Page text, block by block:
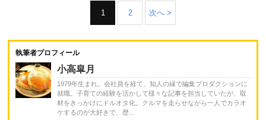
1 2 次へ >
執筆者プロフィール
小高皐月
1979年生まれ。会社員を経て、知人の縁で編集プロダクションに
就職。子育ての経験を活かして様々な記事を担当していたが、取
材をきっかけにドルオタ化。クルマを走らせながら一人でカラオ
ケするのが大好きで、歴...